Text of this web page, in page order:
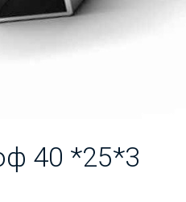
40 *25*3